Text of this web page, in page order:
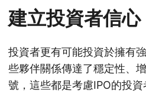
建立投資者信心
投資者更有可能投資於擁有
些夥伴關係傳達了穩定性、
號，這些都是考慮IPO的投資